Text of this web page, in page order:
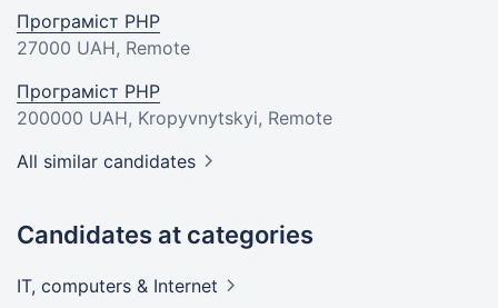
Програміст PHP
27000 UAH, Remote
Програміст PHP
200000 UAH, Kropyvnytskyi, Remote
All similar candidates
Candidates at categories
IT, computers & Internet